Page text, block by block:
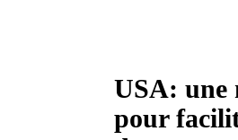
USA: une
pour